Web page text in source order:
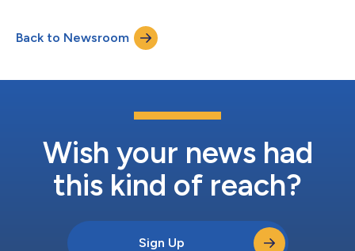
kleiner Ausschnitt unserer vielen Stärken als global tätiger
Produzent gezeigt – ob Katheterschläuche für chirurgische
Katheter, Kabeltechnologi...
Back to Newsroom
Wish your news had
this kind of reach?
Sign Up